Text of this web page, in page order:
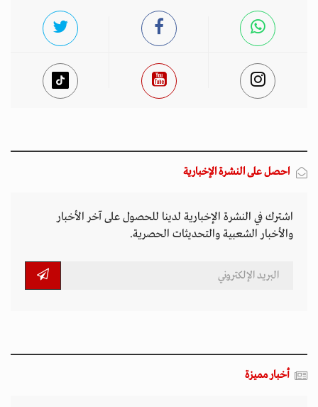
احصل على النشرة الإخبارية
اشترك في النشرة الإخبارية لدينا للحصول على آخر الأخبار
والأخبار الشعبية والتحديثات الحصرية.
أخبار مميزة